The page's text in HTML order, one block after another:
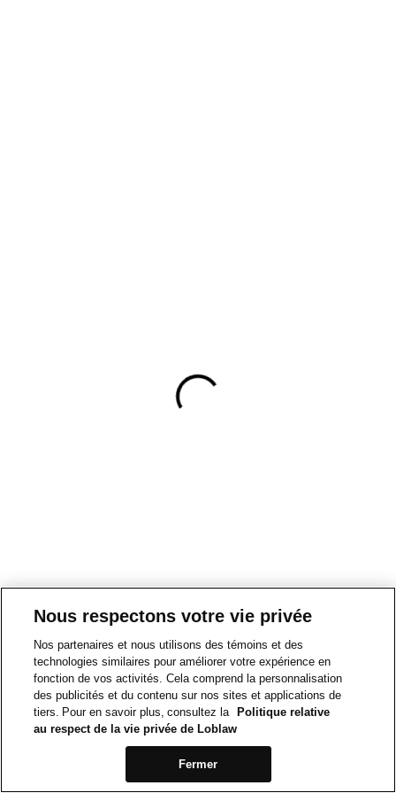
Nous respectons votre vie privée
Nos partenaires et nous utilisons des témoins et des
technologies similaires pour améliorer votre expérience en
fonction de vos activités. Cela comprend la personnalisation
des publicités et du contenu sur nos sites et applications de
tiers. Pour en savoir plus, consultez la
Politique relative
au respect de la vie privée de Loblaw
Fermer